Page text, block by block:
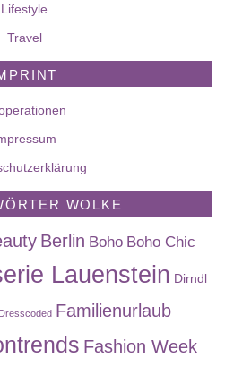
Lifestyle
Travel
WOLKE
Berlin Boho Boho Chic
Lauenstein Dirndl
Dresscoded Familienurlaub
Fashion Week